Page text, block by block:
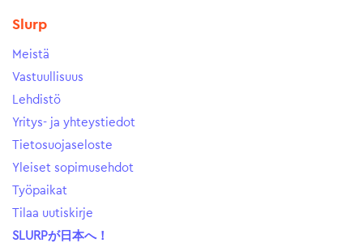
Slurp
Meistä
Vastuullisuus
Lehdistö
Yritys- ja yhteystiedot
Tietosuojaseloste
Yleiset sopimusehdot
Työpaikat
Tilaa uutiskirje
SLURPが日本へ！